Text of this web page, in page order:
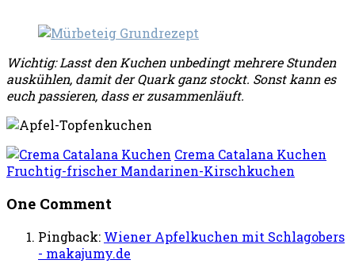
Wichtig: Lasst den Kuchen unbedingt mehrere Stunden
auskühlen, damit der Quark ganz stockt. Sonst kann es
euch passieren, dass er zusammenläuft.
Crema Catalana Kuchen
Fruchtig-frischer Mandarinen-Kirschkuchen
One Comment
Pingback: Wiener Apfelkuchen mit Schlagobers
- makajumy.de